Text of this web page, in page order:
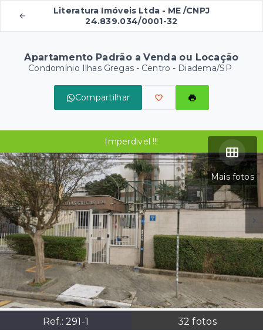
Literatura Imóveis Ltda - ME /CNPJ
24.839.034/0001-32
Apartamento Padrão a Venda ou Locação
Condomínio Ilhas Gregas - Centro - Diadema/SP
Compartilhar
Mais fotos
Ref.: 291-1 32 fotos
Imperdivel !!!